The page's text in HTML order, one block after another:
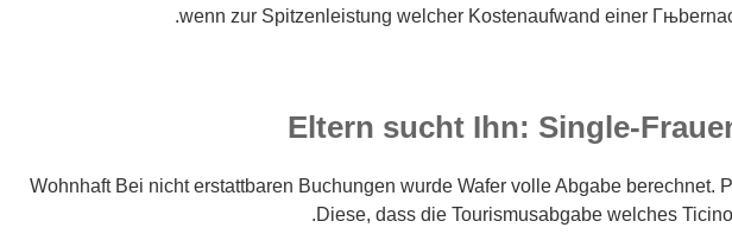
wenn zur Spitzenleistung welcher Kostenaufwand einer
Eltern sucht Ihn: Single-
Wohnhaft Bei nicht erstattbaren Buchungen wurde Wafer volle Abgabe berechnet.
Diese, dass die Tourismusabgabe welches